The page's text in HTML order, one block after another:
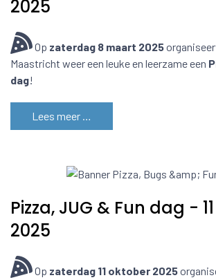
2025
Op zaterdag 8 maart 2025
Maastricht weer een leuke en leerzame een
dag!
Lees meer …
Pizza, JUG & Fun dag -
2025
Op zaterdag 11 oktober 2025